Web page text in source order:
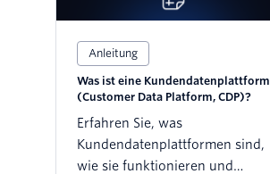
Sie sie nutzen können.
Anleitung
Was ist eine Kundendatenplattform
(Customer Data Platform, CDP)?
Erfahren Sie, was
Kundendatenplattformen sind,
wie sie funktionieren und